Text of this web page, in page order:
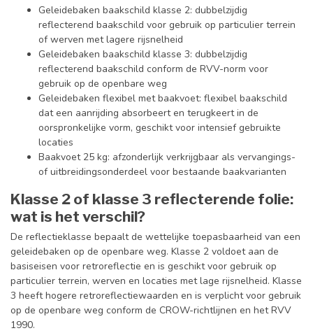
Geleidebaken baakschild klasse 2: dubbelzijdig
reflecterend baakschild voor gebruik op particulier terrein
of werven met lagere rijsnelheid
Geleidebaken baakschild klasse 3: dubbelzijdig
reflecterend baakschild conform de RVV-norm voor
gebruik op de openbare weg
Geleidebaken flexibel met baakvoet: flexibel baakschild
dat een aanrijding absorbeert en terugkeert in de
oorspronkelijke vorm, geschikt voor intensief gebruikte
locaties
Baakvoet 25 kg: afzonderlijk verkrijgbaar als vervangings-
of uitbreidingsonderdeel voor bestaande baakvarianten
Klasse 2 of klasse 3 reflecterende folie:
wat is het verschil?
De reflectieklasse bepaalt de wettelijke toepasbaarheid van een
geleidebaken op de openbare weg. Klasse 2 voldoet aan de
basiseisen voor retroreflectie en is geschikt voor gebruik op
particulier terrein, werven en locaties met lage rijsnelheid. Klasse
3 heeft hogere retroreflectiewaarden en is verplicht voor gebruik
op de openbare weg conform de CROW-richtlijnen en het RVV
1990.